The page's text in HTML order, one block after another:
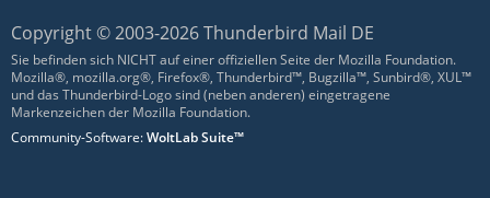
Copyright © 2003-2026 Thunderbird Mail DE
Sie befinden sich NICHT auf einer offiziellen Seite der Mozilla Foundation.
Mozilla®, mozilla.org®, Firefox®, Thunderbird™, Bugzilla™, Sunbird®, XUL™
und das Thunderbird-Logo sind (neben anderen) eingetragene
Markenzeichen der Mozilla Foundation.
Community-Software:WoltLab Suite™